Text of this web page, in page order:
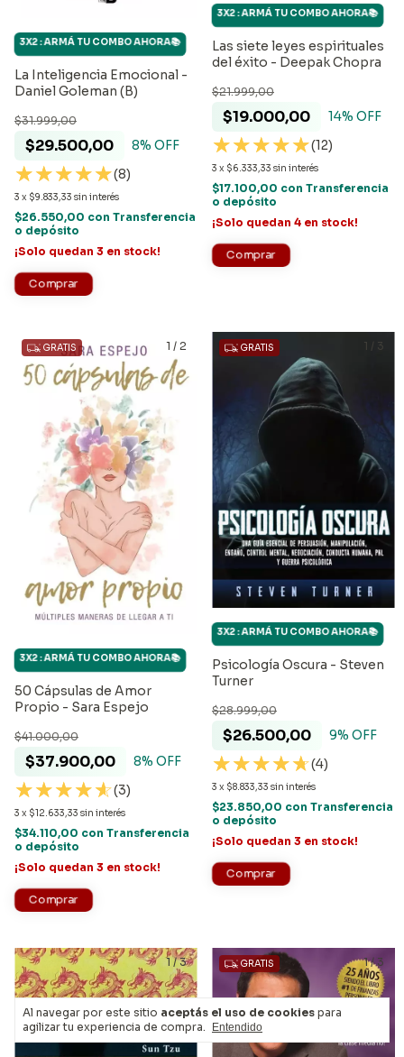
Al navegar por este sitio aceptás el uso de cookies para
agilizar tu experiencia de compra.
Entendido
La Inteligencia Emocional -
Daniel Goleman (B)
$29.500,00
$31.999,00
8% OFF
(8)
3 x $9.833,33 sin interés
3X2 : ARMÁ TU COMBO AHORA📚
$26.550,00 con Transferencia
o depósito
¡Solo quedan 3 en stock!
Las siete leyes espirituales
del éxito - Deepak Chopra
$19.000,00
$21.999,00
14% OFF
(12)
3 x $6.333,33 sin interés
3X2 : ARMÁ TU COMBO AHORA📚
$17.100,00 con Transferencia
o depósito
¡Solo quedan 4 en stock!
1 / 2
GRATIS
50 Cápsulas de Amor
Propio - Sara Espejo
$37.900,00
$41.000,00
8% OFF
(3)
3 x $12.633,33 sin interés
3X2 : ARMÁ TU COMBO AHORA📚
$34.110,00 con Transferencia
o depósito
¡Solo quedan 3 en stock!
1 / 3
GRATIS
Psicología Oscura - Steven
Turner
$26.500,00
$28.999,00
9% OFF
(4)
3 x $8.833,33 sin interés
3X2 : ARMÁ TU COMBO AHORA📚
$23.850,00 con Transferencia
o depósito
¡Solo quedan 3 en stock!
1 /3 1/3
GRATIS